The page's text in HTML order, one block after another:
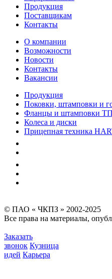
Продукция
Поставщикам
Контакты
О компании
Возможности
Новости
Контакты
Вакансии
Продукция
Поковки, штамповки и
Фланцы и штамповки
Колеса и диски
Прицепная техника
© ПАО « ЧКПЗ » 2002-2025
Все права на материалы,
Заказать
звонок Кузница
идей Карьера